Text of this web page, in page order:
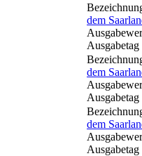
dem
dem
dem